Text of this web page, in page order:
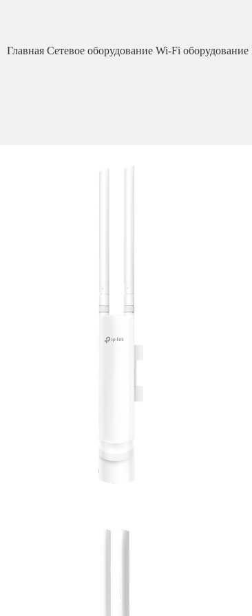
Главная Сетевое оборудование Wi-Fi оборудование